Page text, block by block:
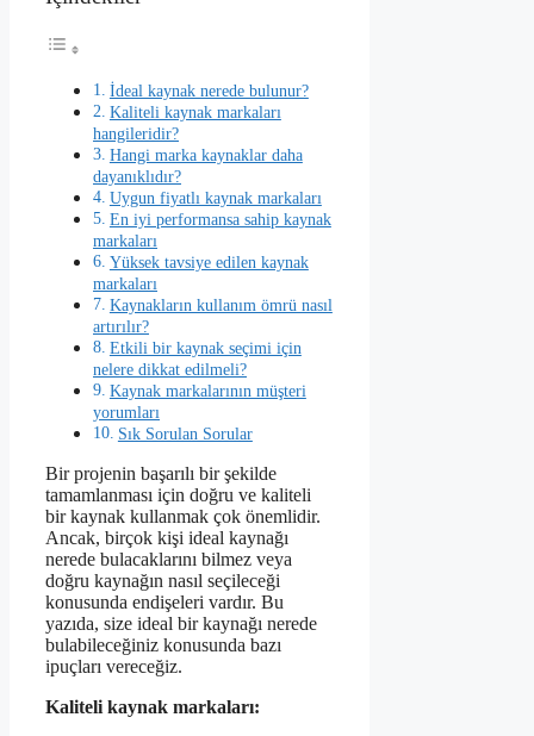
İdeal kaynak nerede bulunur?
Kaliteli kaynak markaları
hangileridir?
Hangi marka kaynaklar daha
dayanıklıdır?
Uygun fiyatlı kaynak markaları
En iyi performansa sahip kaynak
markaları
Yüksek tavsiye edilen kaynak
markaları
Kaynakların kullanım ömrü nasıl
artırılır?
Etkili bir kaynak seçimi için
nelere dikkat edilmeli?
Kaynak markalarının müşteri
yorumları
Sık Sorulan Sorular
Bir projenin başarılı bir şekilde
tamamlanması için doğru ve kaliteli
bir kaynak kullanmak çok önemlidir.
Ancak, birçok kişi ideal kaynağı
nerede bulacaklarını bilmez veya
doğru kaynağın nasıl seçileceği
konusunda endişeleri vardır. Bu
yazıda, size ideal bir kaynağı nerede
bulabileceğiniz konusunda bazı
ipuçları vereceğiz.
Kaliteli kaynak markaları: